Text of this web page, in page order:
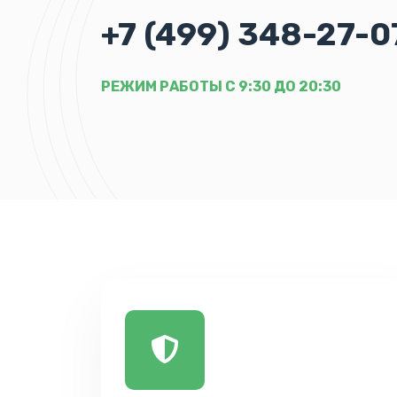
+7 (499) 348-27-
РЕЖИМ РАБОТЫ С 9:30 ДО 20:30